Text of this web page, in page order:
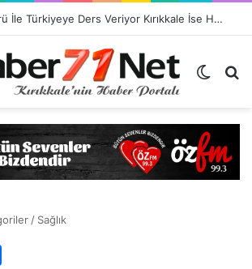
Emrah Doğan’dan EXPOKALE Vizyonu
Dış
/ Sağlık